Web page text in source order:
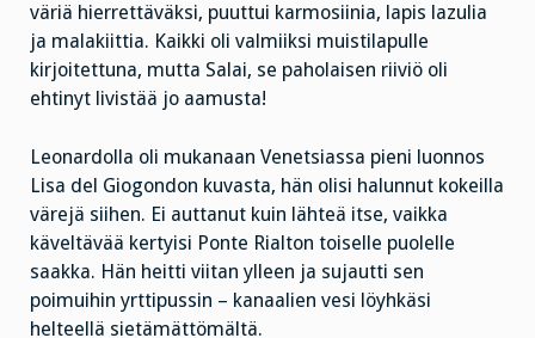
väriä hierrettäväksi, puuttui karmosiinia, lapis lazulia
ja malakiittia. Kaikki oli valmiiksi muistilapulle
kirjoitettuna, mutta Salai, se paholaisen riiviö oli
ehtinyt livistää jo aamusta!
Leonardolla oli mukanaan Venetsiassa pieni luonnos
Lisa del Giogondon kuvasta, hän olisi halunnut kokeilla
värejä siihen. Ei auttanut kuin lähteä itse, vaikka
käveltävää kertyisi Ponte Rialton toiselle puolelle
saakka. Hän heitti viitan ylleen ja sujautti sen
poimuihin yrttipussin – kanaalien vesi löyhkäsi
helteellä sietämättömältä.